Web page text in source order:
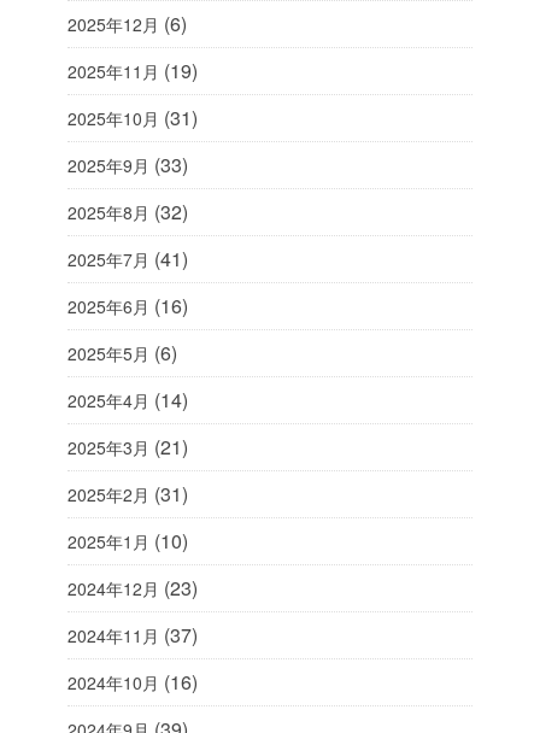
2025年12月 (6)
2025年11月 (19)
2025年10月 (31)
2025年9月 (33)
2025年8月 (32)
2025年7月 (41)
2025年6月 (16)
2025年5月 (6)
2025年4月 (14)
2025年3月 (21)
2025年2月 (31)
2025年1月 (10)
2024年12月 (23)
2024年11月 (37)
2024年10月 (16)